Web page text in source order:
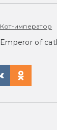
Кот-император
Emperor of